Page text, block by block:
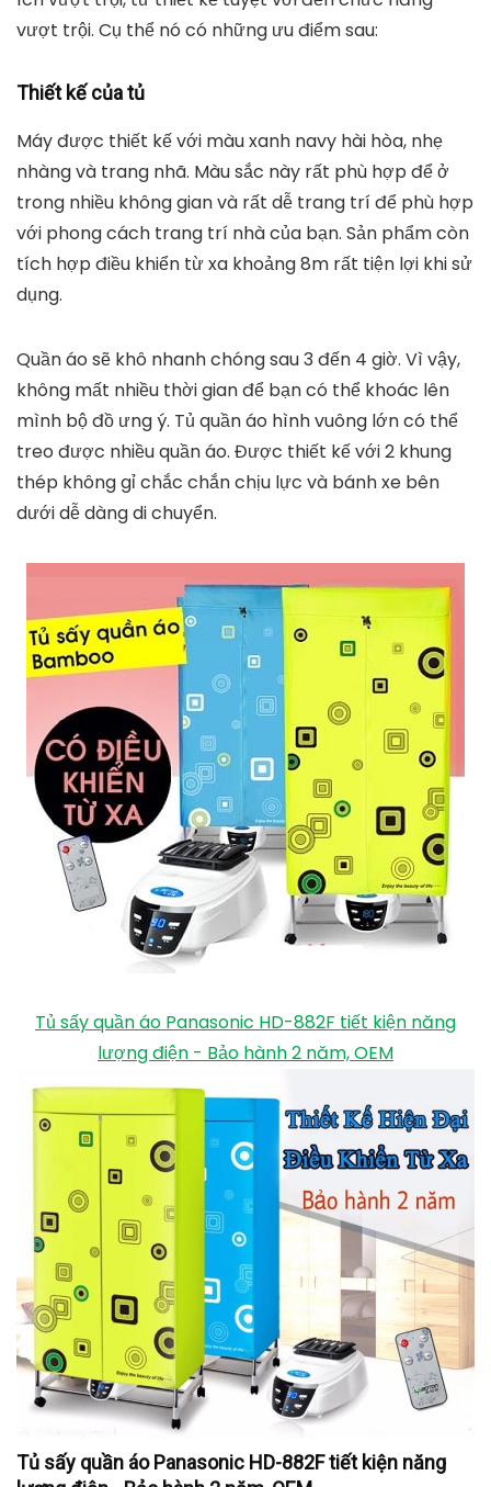
quần áo Panasonic được ưa chuộng
1. Sản phẩm tủ sấy quần áo Panasonic HD-
882F
bán chạy nhất của hãng. Một sản phẩm với nhiều lợi
ích vượt trội, từ thiết kế tuyệt vời đến chức năng
vượt trội. Cụ thể nó có những ưu điểm sau:
Thiết kế của tủ
trong nhiều không gian và rất dễ trang trí để phù hợp
với phong cách trang trí nhà của bạn. Sản phẩm còn
tích hợp điều khiển từ xa khoảng 8m rất tiện lợi khi sử
Quần áo sẽ khô nhanh chóng sau 3 đến 4 giờ. Vì vậy,
không mất nhiều thời gian để bạn có thể khoác lên
mình bộ đồ ưng ý. Tủ quần áo hình vuông lớn có thể
treo được nhiều quần áo. Được thiết kế với 2 khung
thép không gỉ chắc chắn chịu lực và bánh xe bên
dưới dễ dàng di chuyển.
Tủ sấy quần áo Panasonic HD-882F tiết kiện năng
lượng điện - Bảo hành 2 năm, OEM